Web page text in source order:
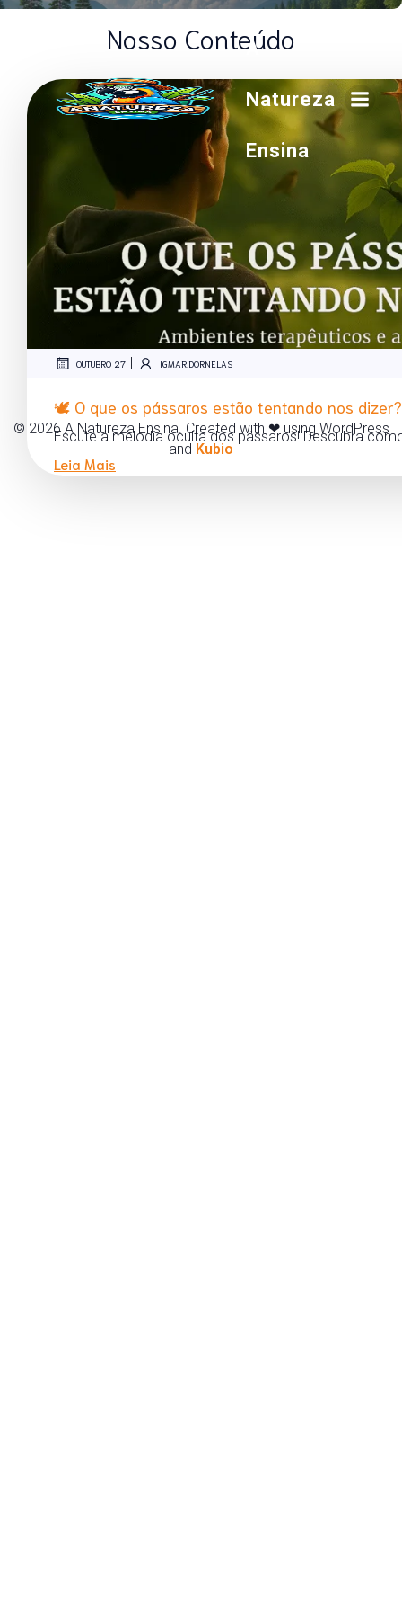
A
Natureza
Ensina
Nosso Conteúdo
OUTUBRO 27 | IGMAR.DORNELAS
🕊️ O que os pássaros estão tentando nos dizer?
Escute a melodia oculta dos pássaros! Descubra
Leia Mais
© 2026 A Natureza Ensina. Created with ❤ using WordPress
and Kubio